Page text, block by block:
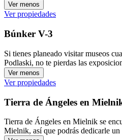
Ver menos
Ver propiedades
Búnker V-3
Si tienes planeado visitar museos
Podlaski, no te pierdas las
Ver menos
Ver propiedades
Tierra de Ángeles en
Tierra de Ángeles en Mielnik se
Mielnik, así que podrás dedicarle